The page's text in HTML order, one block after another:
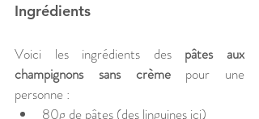
Ingrédients
Voici les ingrédients des pâtes aux
champignons sans crème pour une
personne :
80g de pâtes (des linguines ici)